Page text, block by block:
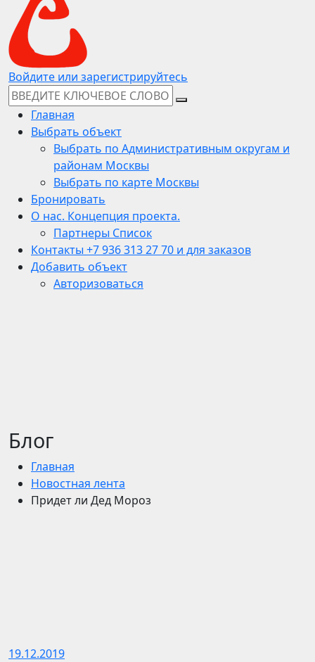
Войдите или зарегистрируйтесь
Главная
Выбрать объект
Выбрать по Административным округам и
районам Москвы
Выбрать по карте Москвы
Бронировать
О нас. Концепция проекта.
Партнеры Список
Контакты +7 936 313 27 70 и для заказов
Добавить объект
Авторизоваться
Блог
Главная
Новостная лента
Придет ли Дед Мороз
19.12.2019